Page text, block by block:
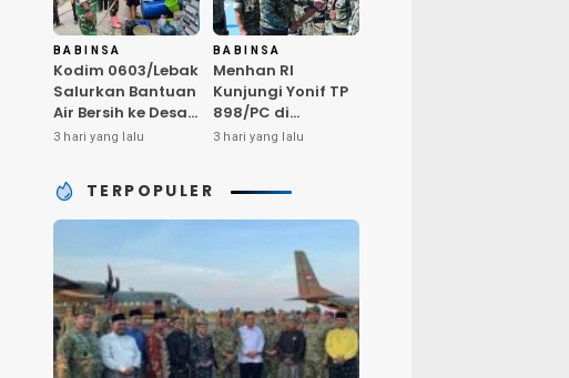
RI
BABINSA
Kodim 0603/Lebak
Salurkan Bantuan
Air Bersih ke Desa
Bungurmekar,
Warga
Terdampak
Kemarau
3 hari yang lalu
BABINSA
Menhan RI
Kunjungi Yonif TP
898/PC di
Kampar,
Kunci Kekuatan
TNI
3 hari yang lalu
TERPOPULER